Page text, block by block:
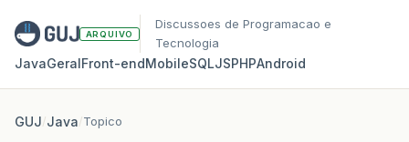
ARQUIVO
Discussoes de Programacao e
Tecnologia
JavaGeralFront‑endMobileSQLJSPHPAndroid
GUJ/Java/Topico